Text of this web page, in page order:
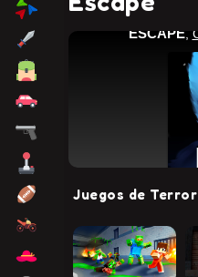
Juegos de Terror